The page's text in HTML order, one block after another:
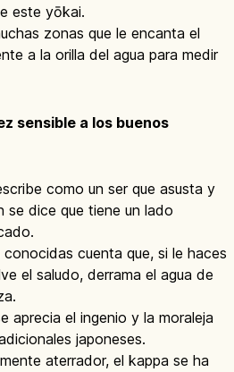
este yōkai.
zonas que le encanta el
a la orilla del agua para medir
sensible a los buenos
como un ser que asusta y
se dice que tiene un lado
cuenta que, si le haces
el saludo, derrama el agua de
aprecia el ingenio y la moraleja
japoneses.
aterrador, el kappa se ha